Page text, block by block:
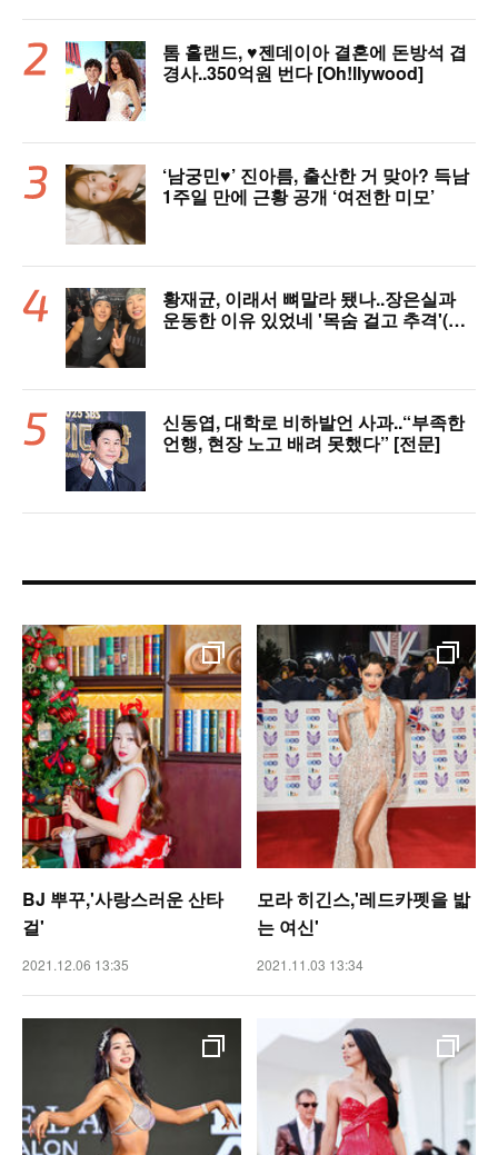
톰 홀랜드, ♥︎젠데이아 결혼에 돈방석 겹
경사..350억원 번다 [Oh!llywood]
‘남궁민♥’ 진아름, 출산한 거 맞아? 득남
1주일 만에 근황 공개 ‘여전한 미모’
황재균, 이래서 뼈말라 됐나..장은실과
운동한 이유 있었네 '목숨 걸고 추격'(술
신동엽, 대학로 비하발언 사과..“부족한
언행, 현장 노고 배려 못했다” [전문]
BJ 뿌꾸,'사랑스러운 산타
걸'
2021.12.06 13:35
모라 히긴스,'레드카펫을 밟
는 여신'
2021.11.03 13:34